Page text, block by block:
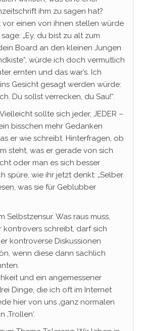
ihm zu sagen hat?
einen von ihnen stellen würde
„Ey, du bist zu alt zum
Board an den kleinen Jungen
würde ich doch vermutlich
ernten und das war’s. Ich
Gesicht gesagt werden würde:
Du sollst verrecken, du Sau!“.
sollte sich jeder, JEDER –
bisschen mehr Gedanken
er wie schreibt. Hinterfragen, ob
steht, was er gerade von sich
oder man es sich besser
spüre, wie ihr jetzt denkt: „Selber.
was sie für Geblubber
Selbstzensur. Was raus muss,
kontrovers schreibt, darf sich
kontroverse Diskussionen
wenn diese dann sachlich
und ein angemessener
Dinge, die ich oft im Internet
hier von uns ‚ganz normalen
‚Trollen‘.